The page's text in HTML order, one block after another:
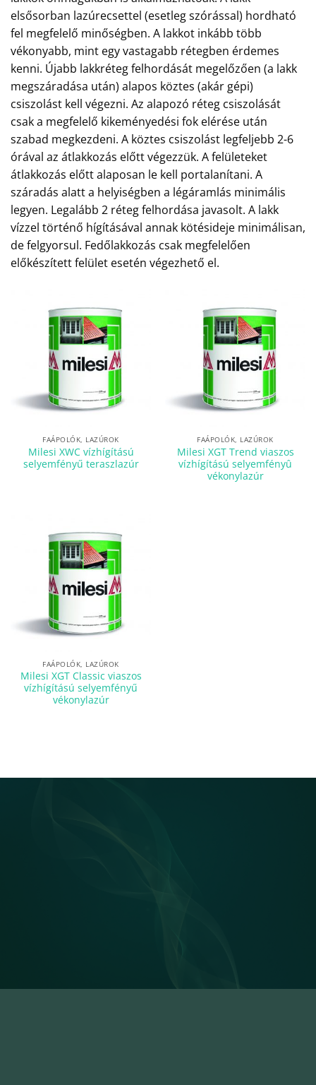
elsősorban lazúrecsettel (esetleg szórással) hordható
fel megfelelő minőségben. A lakkot inkább több
vékonyabb, mint egy vastagabb rétegben érdemes
kenni. Újabb lakkréteg felhordását megelőzően (a lakk
megszáradása után) alapos köztes (akár gépi)
csiszolást kell végezni. Az alapozó réteg csiszolását
csak a megfelelő kikeményedési fok elérése után
szabad megkezdeni. A köztes csiszolást legfeljebb 2-6
órával az átlakkozás előtt végezzük. A felületeket
átlakkozás előtt alaposan le kell portalanítani. A
száradás alatt a helyiségben a légáramlás minimális
legyen. Legalább 2 réteg felhordása javasolt. A lakk
vízzel történő hígításával annak kötésideje minimálisan,
de felgyorsul. Fedőlakkozás csak megfelelően
előkészített felület esetén végezhető el.
FAÁPOLÓK, LAZÚROK
Milesi XWC vízhígítású
selyemfényű teraszlazúr
FAÁPOLÓK, LAZÚROK
Milesi XGT Trend viaszos
vízhígítású selyemfényû
vékonylazúr
FAÁPOLÓK, LAZÚROK
Milesi XGT Classic viaszos
vízhígítású selyemfényű
vékonylazúr